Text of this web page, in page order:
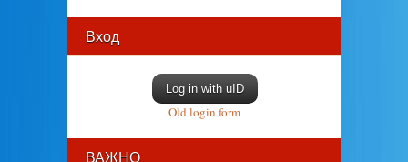
Вход
Log in with uID
Old login form
ВАЖНО